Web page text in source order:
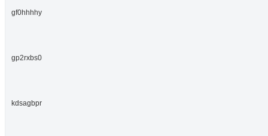
gf0hhhhy
gp2rxbs0
kdsagbpr